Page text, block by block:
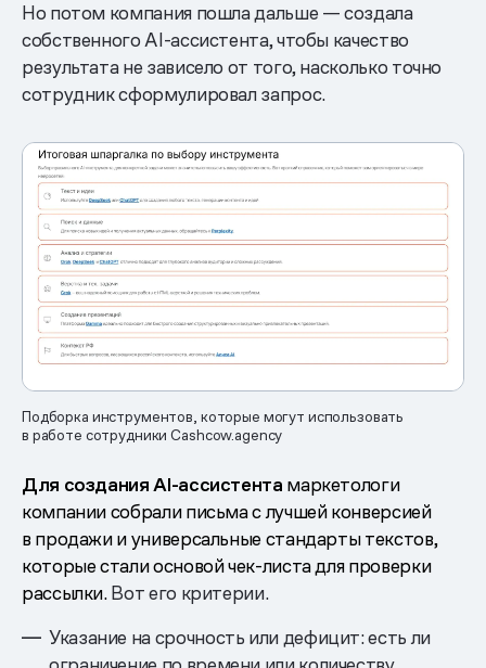
Но потом компания пошла дальше — создала
собственного AI-ассистента, чтобы качество
результата не зависело от того, насколько точно
сотрудник сформулировал запрос.
Подборка инструментов, которые могут использовать
в работе сотрудники Cashcow.agency
Для созданияAI-ассистента маркетологи
компании собрали письма с лучшей конверсией
в продажи и универсальные стандарты текстов,
которые стали основой чек-листа для проверки
рассылки.Вот его критерии.
Указание на срочность или дефицит: есть ли